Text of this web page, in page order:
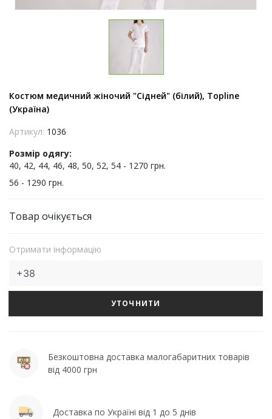
Костюм медичний жіночий "Сідней" (білий), Topline
(Україна)
Артикул: 1036
Розмір одягу:
40, 42, 44, 46, 48, 50, 52, 54 - 1270 грн.
56 - 1290 грн.
Товар очікується
Отримати інформацію
УТОЧНИТИ
Безкоштовна доставка малогабаритних товарів
від 4000 грн
Доставка по Україні від 1 до 5 днів